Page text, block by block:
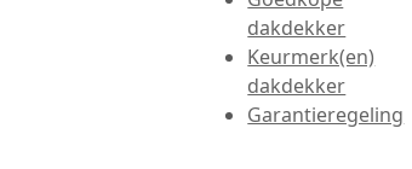
dakdekker
Keurmerk(en)
dakdekker
Garantieregeling